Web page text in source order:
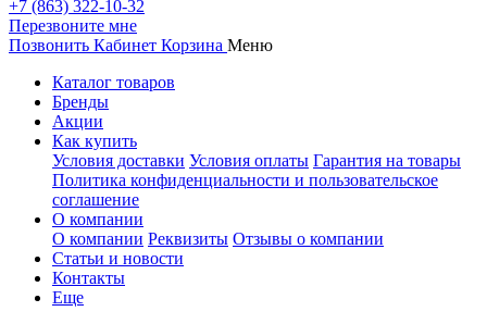
+7 (863) 322-10-32
Перезвоните мне
Позвонить Кабинет Корзина Меню
Каталог товаров
Бренды
Акции
Как купить
Условия доставки Условия оплаты Гарантия на товары
Политика конфиденциальности и пользовательское
соглашение
О компании
О компании Реквизиты Отзывы о компании
Статьи и новости
Контакты
Еще